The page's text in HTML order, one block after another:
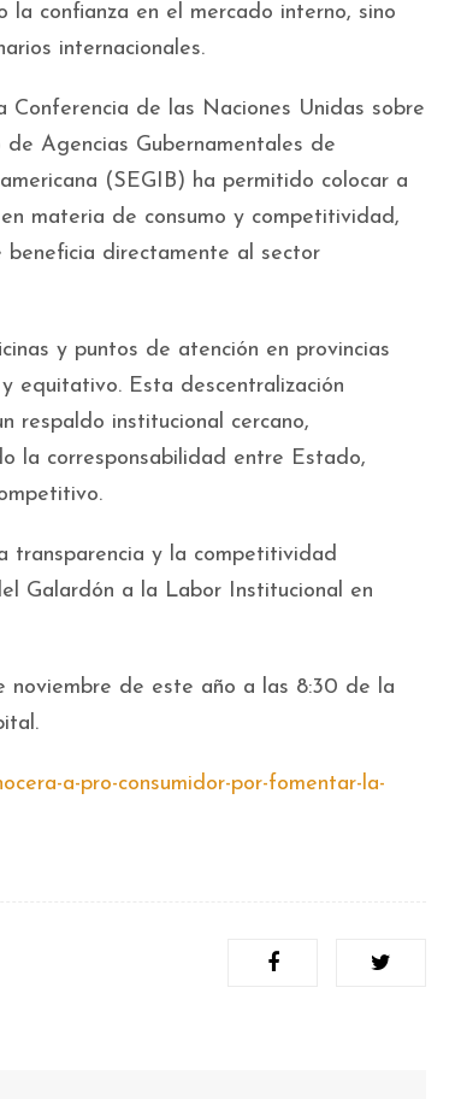
confianza en el mercado interno, sino
internacionales.
de las Naciones Unidas sobre
Agencias Gubernamentales de
(SEGIB) ha permitido colocar a
materia de consumo y competitividad,
beneficia directamente al sector
y puntos de atención en provincias
equitativo. Esta descentralización
respaldo institucional cercano,
la corresponsabilidad entre Estado,
transparencia y la competitividad
Galardón a la Labor Institucional en
de este año a las 8:30 de la
a-pro-consumidor-por-fomentar-la-